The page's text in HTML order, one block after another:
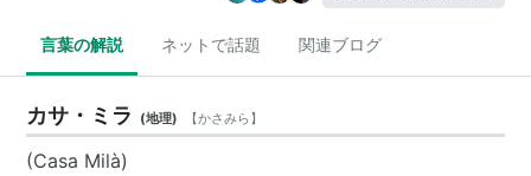
言葉の解説 ネットで話題 関連ブログ
カサ・ミラ (地理) 【かさみら】
(Casa Milà)